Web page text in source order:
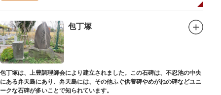
包丁塚
包丁塚は、上豊調理師会により建立されました。この石碑は、不忍池の中央
にある弁天島にあり、弁天島には、その他ふぐ供養碑やめがねの碑などユニ
ークな石碑が多いことで知られています。